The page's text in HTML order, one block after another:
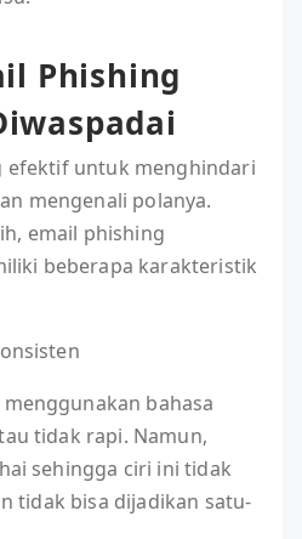
Phishing
efektif untuk menghindari
mengenali polanya.
email phishing
beberapa karakteristik
bahasa
tidak rapi. Namun,
sehingga ciri ini tidak
tidak bisa dijadikan satu-